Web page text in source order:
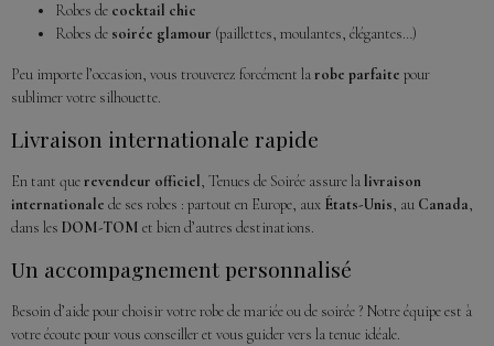
Robes de cocktail chic
Robes de soirée glamour (paillettes, moulantes, élégantes…)
Peu importe l’occasion, vous trouverez forcément larobe parfaite pour
sublimer votre silhouette.
Livraison internationale rapide
En tant querevendeur officiel, Tenues de Soirée assure lalivraison
internationale de ses robes : partout en Europe, aux États-Unis, au Canada,
dans les DOM-TOM et bien d’autres destinations.
Un accompagnement personnalisé
Besoin d’aide pour choisir votre robe de mariée ou de soirée ? Notre équipe est à
votre écoute pour vous conseiller et vous guider vers la tenue idéale.